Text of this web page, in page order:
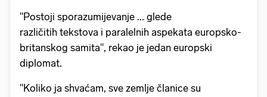
"Postoji sporazumijevanje ... glede
različitih tekstova i paralelnih aspekata europsko-
britanskog samita", rekao je jedan europski
diplomat.
"Koliko ja shvaćam, sve zemlje članice su